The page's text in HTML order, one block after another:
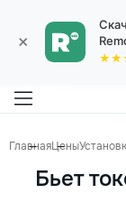
×
ГлавнаяЦены
Бьет